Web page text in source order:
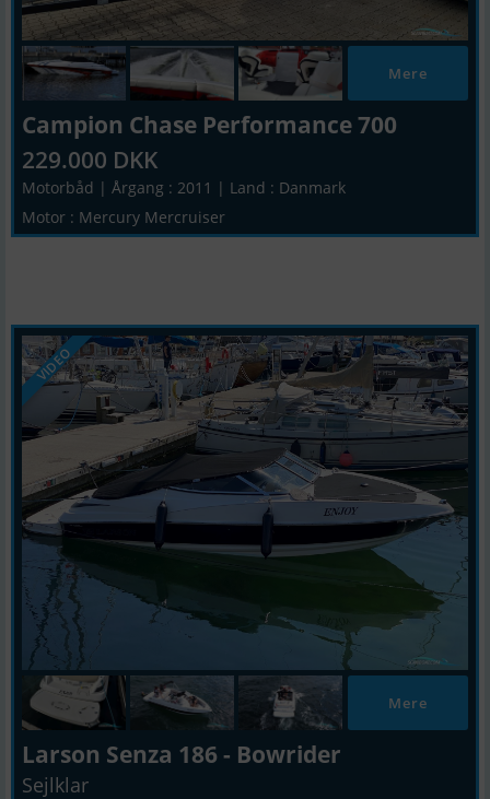
Mere
Campion Chase Performance 700
229.000 DKK
Motorbåd | Årgang : 2011 | Land : Danmark
Motor : Mercury Mercruiser
VIDEO
Mere
Larson Senza 186 - Bowrider
Sejlklar